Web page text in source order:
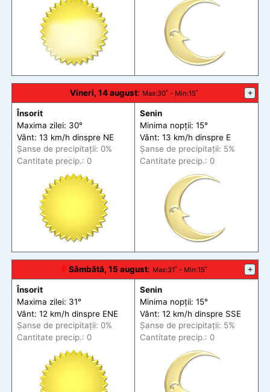
Vineri, 14 august: Max:30˚ - Min:15˚ +
Însorit
Maxima zilei: 30°
Vânt: 13 km/h dinspre NE
Șanse de precipitații: 0%
Cantitate precip.: 0
Senin
Minima nopții: 15°
Vânt: 13 km/h dinspre E
Șanse de precipitații: 5%
Cantitate precip.: 0
🕆 Sâmbătă, 15 august: Max:31˚ - Min:15˚ +
Însorit
Maxima zilei: 31°
Vânt: 12 km/h dinspre ENE
Șanse de precipitații: 0%
Cantitate precip.: 0
Senin
Minima nopții: 15°
Vânt: 12 km/h dinspre SSE
Șanse de precipitații: 5%
Cantitate precip.: 0